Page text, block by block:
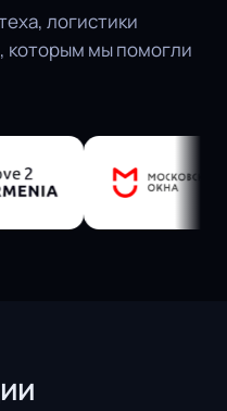
логистики
которым мы помогли